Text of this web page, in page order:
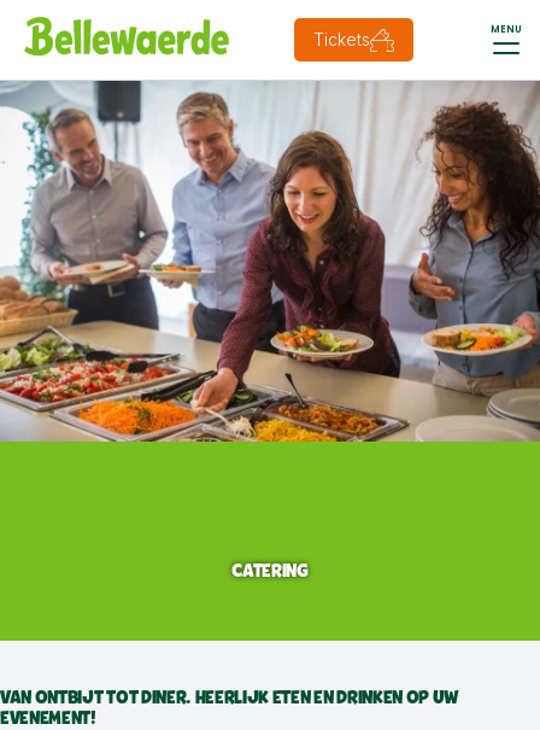
Tickets MENU
CATERING
VAN ONTBIJT TOT DINER. HEERLIJK ETEN EN DRINKEN OP UW
EVENEMENT!